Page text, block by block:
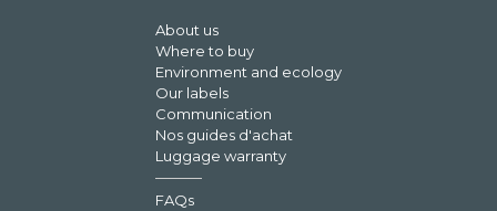
About us
Where to buy
Environment and ecology
Our labels
Communication
Nos guides d'achat
Luggage warranty
FAQs